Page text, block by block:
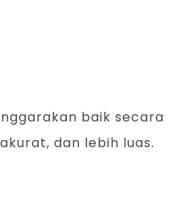
baik secara
dan lebih luas.